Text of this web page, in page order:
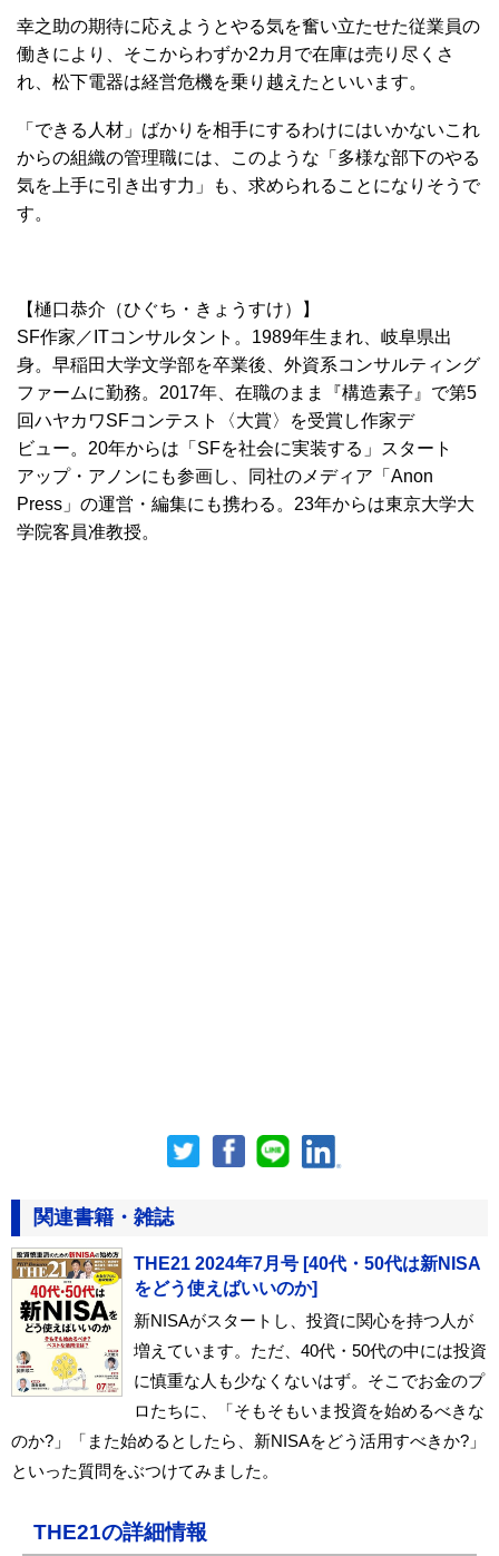
幸之助の期待に応えようとやる気を奮い立たせた従業員の
働きにより、そこからわずか2カ月で在庫は売り尽くさ
れ、松下電器は経営危機を乗り越えたといいます。
「できる人材」ばかりを相手にするわけにはいかないこれ
からの組織の管理職には、このような「多様な部下のやる
気を上手に引き出す力」も、求められることになりそうで
す。
【樋口恭介（ひぐち・きょうすけ）】
SF作家／ITコンサルタント。1989年生まれ、岐阜県出
身。早稲田大学文学部を卒業後、外資系コンサルティング
ファームに勤務。2017年、在職のまま『構造素子』で第5
回ハヤカワSFコンテスト〈大賞〉を受賞し作家デ
ビュー。20年からは「SFを社会に実装する」スタート
アップ・アノンにも参画し、同社のメディア「Anon
Press」の運営・編集にも携わる。23年からは東京大学大
学院客員准教授。
関連書籍・雑誌
THE21 2024年7月号 [40代・50代は新NISA
をどう使えばいいのか]
新NISAがスタートし、投資に関心を持つ人が
増えています。ただ、40代・50代の中には投資
に慎重な人も少なくないはず。そこでお金のプ
ロたちに、「そもそもいま投資を始めるべきな
のか?」「また始めるとしたら、新NISAをどう活用すべきか?」
といった質問をぶつけてみました。
THE21の詳細情報